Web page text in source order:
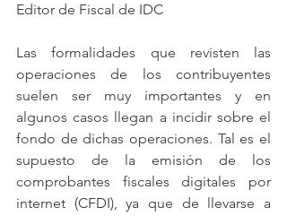
Editor de Fiscal de IDC
Las formalidades que revisten las
operaciones de los contribuyentes
suelen ser muy importantes y en
algunos casos llegan a incidir sobre el
fondo de dichas operaciones. Tal es el
supuesto de la emisión de los
comprobantes fiscales digitales por
internet (CFDI), ya que de llevarse a